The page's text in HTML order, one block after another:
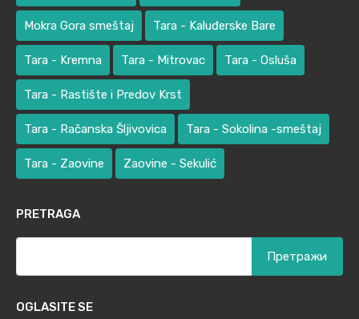
Mokra Gora smeštaj Tara - Kaluđerske Bare
Tara - Kremna Tara - Mitrovac Tara - Osluša
Tara - Rastište i Predov Krst
Tara - Račanska Šljivovica Tara - Sokolina -smeštaj
Tara - Zaovine Zaovine - Sekulić
PRETRAGA
OGLASITE SE